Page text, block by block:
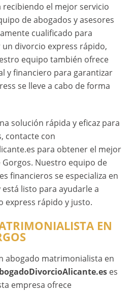
recibiendo el mejor servicio
de abogados y asesores
cualificado para
divorcio express rápido,
equipo también ofrece
y financiero para garantizar
se lleve a cabo de forma
solución rápida y eficaz para
contacte con
para obtener el mejor
Gorgos. Nuestro equipo de
financieros se especializa en
listo para ayudarle a
express rápido y justo.
EN
abogado matrimonialista en
es
empresa ofrece